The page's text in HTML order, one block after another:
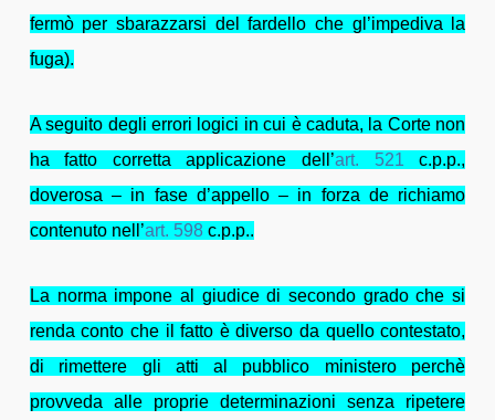
fermò per sbarazzarsi del fardello che gl’impediva la
fuga).
A seguito degli errori logici in cui è caduta, la Corte non
ha fatto corretta applicazione dell’art. 521 c.p.p.,
doverosa – in fase d’appello – in forza de richiamo
contenuto nell’art. 598 c.p.p..
La norma impone al giudice di secondo grado che si
renda conto che il fatto è diverso da quello contestato,
di rimettere gli atti al pubblico ministero perchè
provveda alle proprie determinazioni senza ripetere